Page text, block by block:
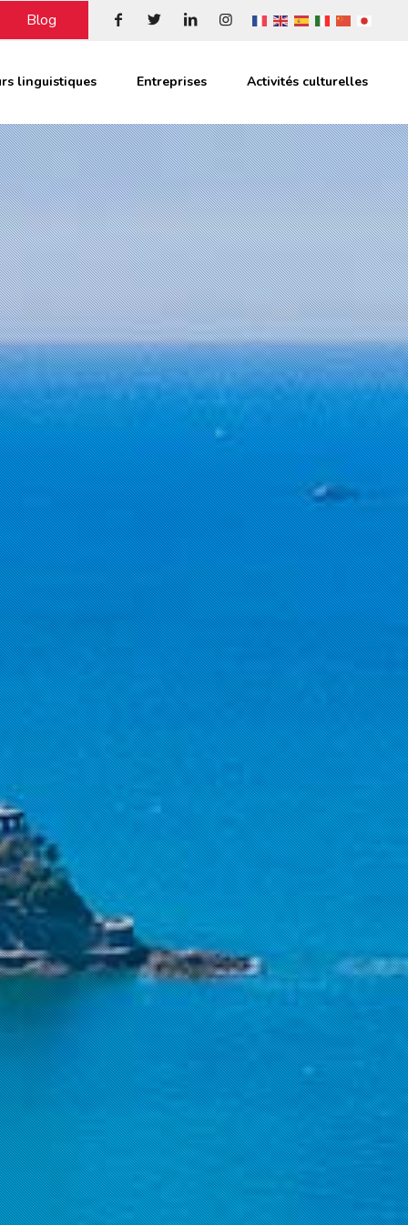
Blog
linguistiques Entreprises Activités culturelles